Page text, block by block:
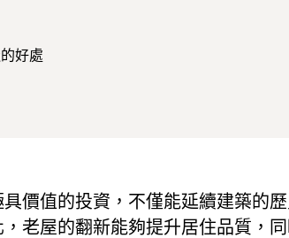
好處
價值的投資，不僅能延續建築的
老屋的翻新能夠提升居住品質，